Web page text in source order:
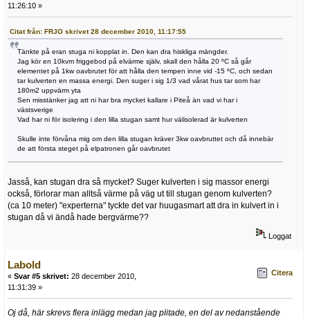
11:26:10 »
Citat från: FRJO skrivet 28 december 2010, 11:17:55
Tänkte på eran stuga ni kopplat in. Den kan dra hiskliga mängder.
Jag kör en 10kvm friggebod på elvärme själv, skall den hålla 20 ºC så går
elementet på 1kw oavbrutet för att hålla den tempen inne vid -15 ºC, och sedan
tar kulverten en massa energi. Den suger i sig 1/3 vad vårat hus tar som har
180m2 uppvärm yta
Sen misstänker jag att ni har bra mycket kallare i Piteå än vad vi har i
västsverige
Vad har ni för isolering i den lilla stugan samt hur välisolerad är kulverten
Skulle inte förvåna mig om den lilla stugan kräver 3kw oavbruttet och då innebär
de att första steget på elpatronen går oavbrutet
Jasså, kan stugan dra så mycket? Suger kulverten i sig massor energi
också, förlorar man alltså värme på väg ut till stugan genom kulverten?
(ca 10 meter) "experterna" tyckte det var huugasmart att dra in kulvert in i
stugan då vi ändå hade bergvärme??
Loggat
Labold
« Svar #5 skrivet: 28 december 2010,
11:31:39 »
Citera
Oj då, här skrevs flera inlägg medan jag plitade, en del av nedanstående